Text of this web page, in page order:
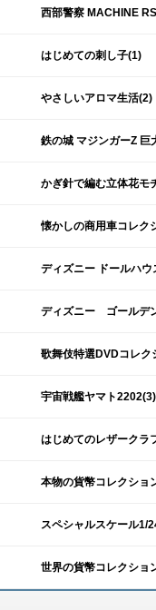
西部警察 MACHINE
はじめての刺し子(1)
やさしいアロマ生活(2)
鉄の城 マジンガーZ 巨
かぎ針で編む立体花モ
懐かしの商用車コレク
ディズニー ドールハウ
ディズニー ゴールデ
歌舞伎特選DVDコレク
宇宙戦艦ヤマト2202(3)
はじめてのレザークラ
本物の貨幣コレクショ
スペシャルスケール1/
世界の貨幣コレクショ